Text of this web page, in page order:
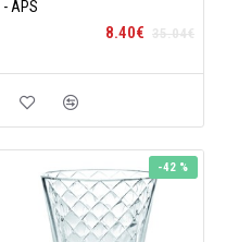
- APS
8.40€ 35.04€
-42 %